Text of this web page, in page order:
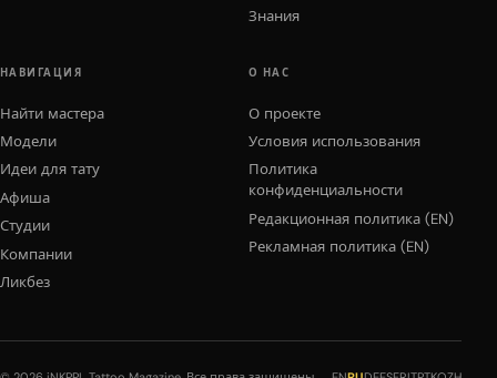
Знания
НАВИГАЦИЯ
Найти мастера
Модели
Идеи для тату
Афиша
Студии
Компании
Ликбез
О НАС
О проекте
Условия использования
Политика
конфиденциальности
Редакционная политика (EN)
Рекламная политика (EN)